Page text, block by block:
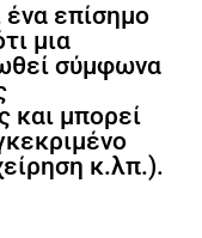
ένα επίσημο
μια
σύμφωνα
και μπορεί
κ.λπ.).